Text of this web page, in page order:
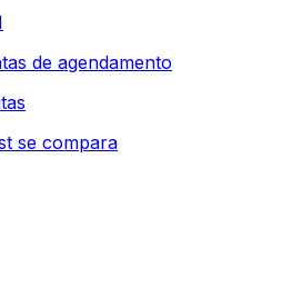
de agendamento
se compara